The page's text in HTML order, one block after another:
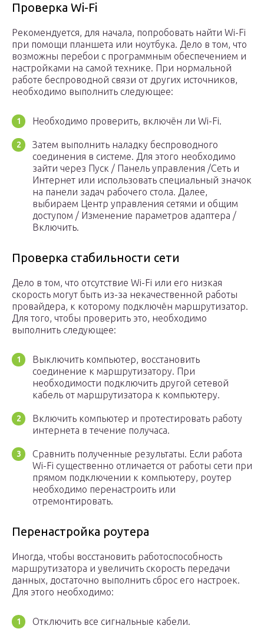
Проверка Wi-Fi
Рекомендуется, для начала, попробовать найти Wi-Fi
при помощи планшета или ноутбука. Дело в том, что
возможны перебои с программным обеспечением и
настройками на самой технике. При нормальной
работе беспроводной связи от других источников,
необходимо выполнить следующее:
Необходимо проверить, включён ли Wi-Fi.
Затем выполнить наладку беспроводного
соединения в системе. Для этого необходимо
зайти через Пуск / Панель управления /Сеть и
Интернет или использовать специальный значок
на панели задач рабочего стола. Далее,
выбираем Центр управления сетями и общим
доступом / Изменение параметров адаптера /
Включить.
Проверка стабильности сети
Дело в том, что отсутствие Wi-Fi или его низкая
скорость могут быть из-за некачественной работы
провайдера, к которому подключён маршрутизатор.
Для того, чтобы проверить это, необходимо
выполнить следующее:
Выключить компьютер, восстановить
соединение к маршрутизатору. При
необходимости подключить другой сетевой
кабель от маршрутизатора к компьютеру.
Включить компьютер и протестировать работу
интернета в течение получаса.
Сравнить полученные результаты. Если работа
Wi-Fi существенно отличается от работы сети при
прямом подключении к компьютеру, роутер
необходимо перенастроить или
отремонтировать.
Перенастройка роутера
Иногда, чтобы восстановить работоспособность
маршрутизатора и увеличить скорость передачи
данных, достаточно выполнить сброс его настроек.
Для этого необходимо:
Отключить все сигнальные кабели.